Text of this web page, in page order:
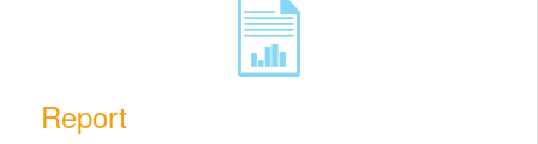
Report